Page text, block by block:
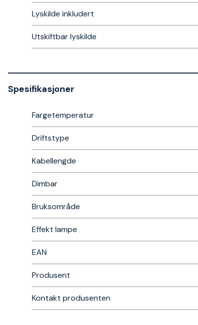
Lyskilde inkludert
Utskiftbar lyskilde
Spesifikasjoner
Fargetemperatur
Driftstype
Kabellengde
Dimbar
Bruksområde
Effekt lampe
EAN
Produsent
Kontakt produsenten